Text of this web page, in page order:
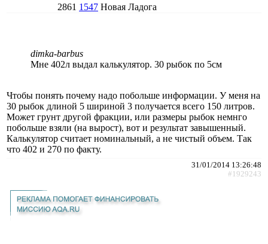
2861 1547 Новая Ладога
dimka-barbus
Мне 402л выдал калькулятор. 30 рыбок по 5см
Чтобы понять почему надо побольше информации. У меня на
30 рыбок длиной 5 шириной 3 получается всего 150 литров.
Может грунт другой фракции, или размеры рыбок немнго
побольше взяли (на вырост), вот и результат завышенный.
Калькулятор считает номинальный, а не чистый объем. Так
что 402 и 270 по факту.
31/01/2014 13:26:48
#1929243